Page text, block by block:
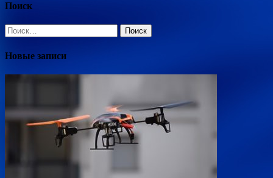
Поиск
Найти:
Новые записи